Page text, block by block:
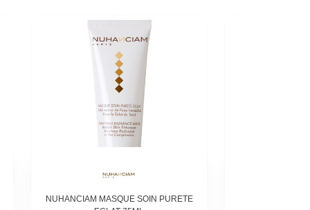
NUHANCIAM MASQUE SOIN PURETE